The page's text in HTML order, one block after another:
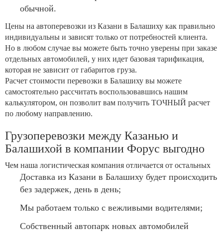
обычной.
Цены на автоперевозки из Казани в Балашиху как правильно
индивидуальны и зависят только от потребностей клиента.
Но в любом случае вы можете быть точно уверены при заказе
отдельных автомобилей, у них идет базовая тарификация,
которая не зависит от габаритов груза.
Расчет стоимости перевозки в Балашиху вы можете
самостоятельно рассчитать воспользовавшись нашим
калькулятором, он позволит вам получить ТОЧНЫЙ расчет
по любому направлению.
Грузоперевозки между Казанью и
Балашихой в компании Форус выгодно
Чем наша логистическая компания отличается от остальных
Доставка из Казани в Балашиху будет происходить
без задержек, день в день;
Мы работаем только с вежливыми водителями;
Собственный автопарк новых автомобилей